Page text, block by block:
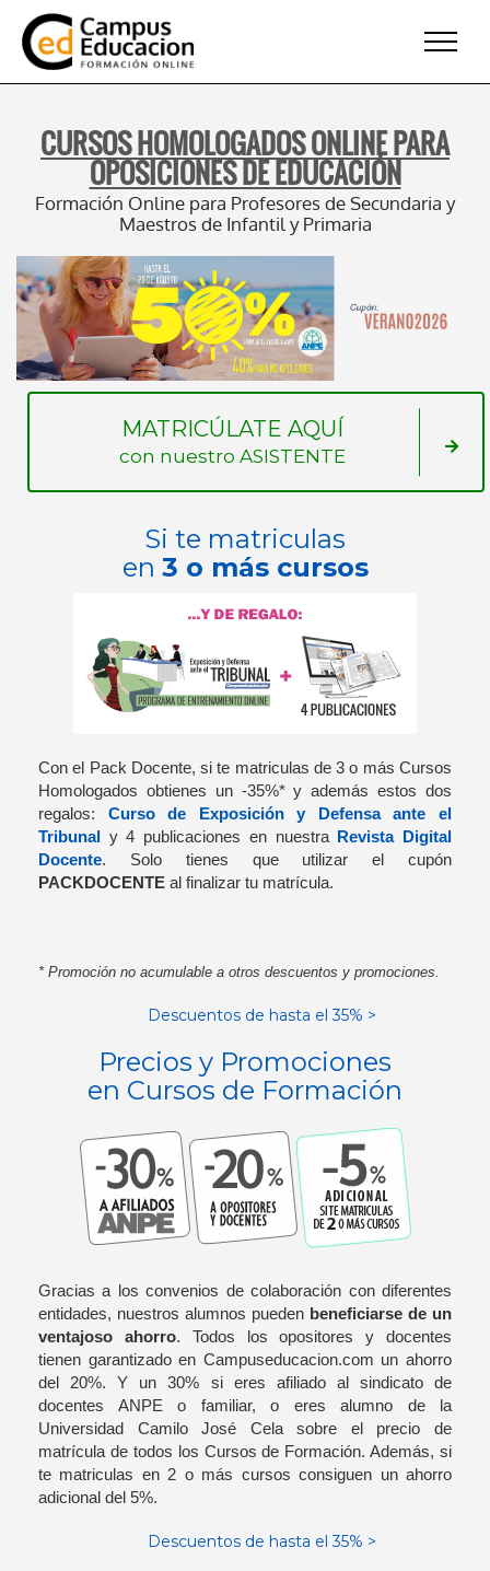
CURSOS HOMOLOGADOS ONLINE PARA
OPOSICIONES DE EDUCACIÓN
Formación Online para Profesores de Secundaria y
Maestros de Infantil y Primaria
MATRICÚLATE AQUÍ
con nuestro ASISTENTE
Si te matriculas
en 3 o más cursos
Con el Pack Docente, si te matriculas de 3 o más Cursos
Homologados obtienes un -35%* y además estos dos
regalos: Curso de Exposición y Defensa ante el
Tribunal y 4 publicaciones en nuestra Revista Digital
Docente. Solo tienes que utilizar el cupón
PACKDOCENTE al finalizar tu matrícula.
* Promoción no acumulable a otros descuentos y promociones.
Descuentos de hasta el 35% >
Precios y Promociones
en Cursos de Formación
Gracias a los convenios de colaboración con diferentes
entidades, nuestros alumnos pueden beneficiarse de un
ventajoso ahorro. Todos los opositores y docentes
tienen garantizado en Campuseducacion.com un ahorro
del 20%. Y un 30% si eres afiliado al sindicato de
docentes ANPE o familiar, o eres alumno de la
Universidad Camilo José Cela sobre el precio de
matrícula de todos los Cursos de Formación. Además, si
te matriculas en 2 o más cursos consiguen un ahorro
adicional del 5%.
Descuentos de hasta el 35% >